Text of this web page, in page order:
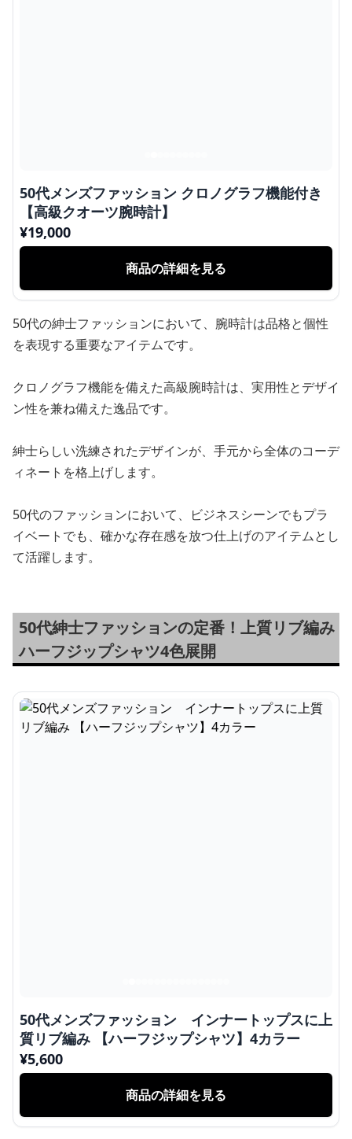
50代メンズファッション クロノグラフ機能付き
【高級クオーツ腕時計】
¥19,000
商品の詳細を見る
50代の紳士ファッションにおいて、腕時計は品格と個性
を表現する重要なアイテムです。
クロノグラフ機能を備えた高級腕時計は、実用性とデザイ
ン性を兼ね備えた逸品です。
紳士らしい洗練されたデザインが、手元から全体のコーデ
ィネートを格上げします。
50代のファッションにおいて、ビジネスシーンでもプラ
イベートでも、確かな存在感を放つ仕上げのアイテムとし
て活躍します。
50代紳士ファッションの定番！上質リブ編み
ハーフジップシャツ4色展開
50代メンズファッション インナートップスに上
質リブ編み 【ハーフジップシャツ】4カラー
¥5,600
商品の詳細を見る